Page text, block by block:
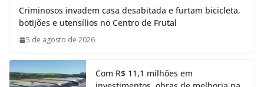
Criminosos invadem casa desabitada e furtam bicicleta,
botijões e utensílios no Centro de Frutal
5 de agosto de 2026
Com R$ 11,1 milhões em